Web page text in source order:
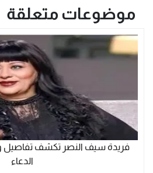
موضوعات متعلقة
فريدة سيف النصر تكشف تفاصيل
الدعاء